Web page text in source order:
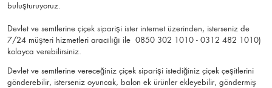
buluşturuyoruz.
Devlet ve semtlerine çiçek siparişi ister internet üzerinden, isterseniz de
7/24 müşteri hizmetleri aracılığı ile 0850 302 1010 - 0312 482 1010)
kolayca verebilirsiniz.
Devlet ve semtlerine vereceğiniz çiçek siparişi istediğiniz çiçek çeşitlerini
gönderebilir, isterseniz oyuncak, balon ek ürünler ekleyebilir, göndermiş